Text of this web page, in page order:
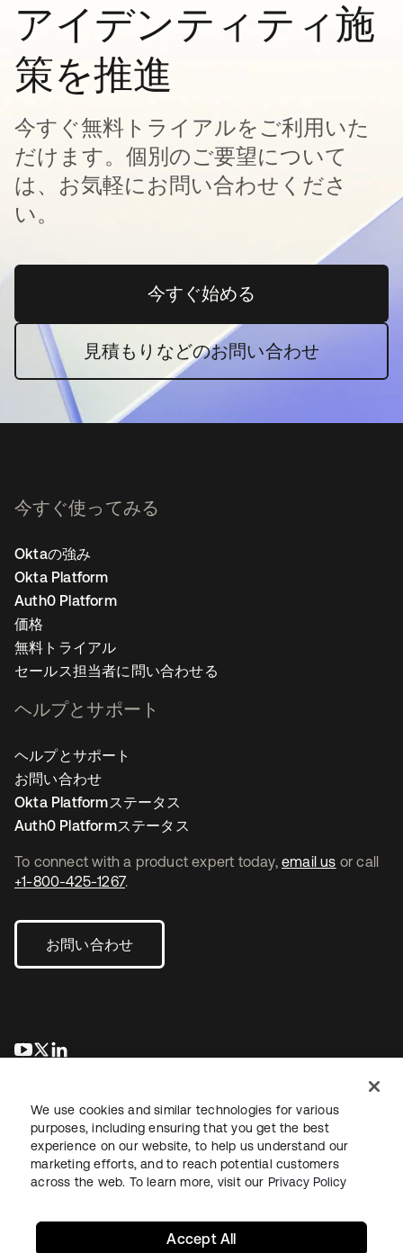
アイデンティティ施
策を推進
今すぐ無料トライアルをご利用いた
だけます。個別のご要望について
は、お気軽にお問い合わせくださ
い。
今すぐ始める新しいタブで開く
見積もりなどのお問い合わせ
To connect with a product expert today, email us or call
+1-800-425-1267.
お問い合わせ
新しいタブで開く
新しいタブで開く
今すぐ使ってみる
Oktaの強み
Okta Platform
Auth0 Platform
価格
無料トライアル
セールス担当者に問い合わせる
ヘルプとサポート
ヘルプとサポート
お問い合わせ
Okta Platformステータス
Auth0 Platformステータス
法務プライバシーポリシーサイト利用規約セキュリティ
We use cookies and similar technologies for various
purposes, including ensuring that you get the best
experience on our website, to help us understand our
marketing efforts, and to reach potential customers
across the web. To learn more, visit our Privacy Policy
Accept All